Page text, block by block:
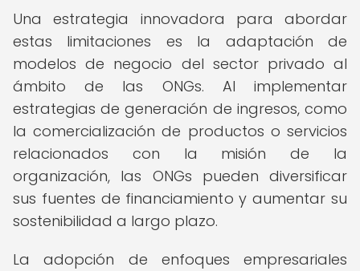
Una estrategia innovadora para abordar
estas limitaciones es la adaptación de
modelos de negocio del sector privado al
ámbito de las ONGs. Al implementar
estrategias de generación de ingresos, como
la comercialización de productos o servicios
relacionados con la misión de la
organización, las ONGs pueden diversificar
sus fuentes de financiamiento y aumentar su
sostenibilidad a largo plazo.
La adopción de enfoques empresariales